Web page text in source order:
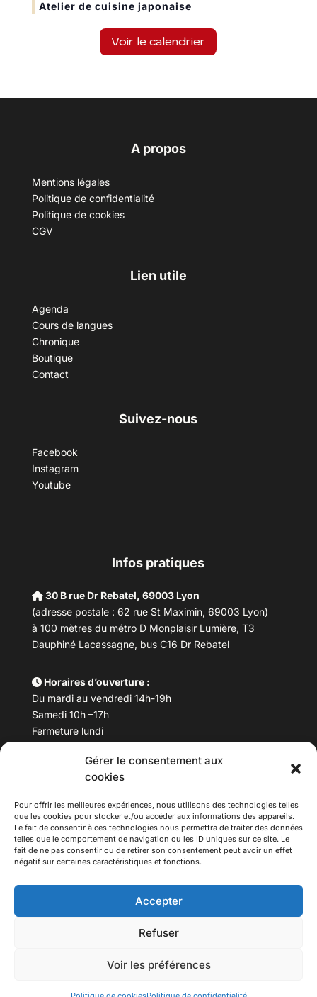
Gérer le consentement aux
cookies
Pour offrir les meilleures expériences, nous utilisons des technologies telles
que les cookies pour stocker et/ou accéder aux informations des appareils.
Le fait de consentir à ces technologies nous permettra de traiter des données
telles que le comportement de navigation ou les ID uniques sur ce site. Le
fait de ne pas consentir ou de retirer son consentement peut avoir un effet
négatif sur certaines caractéristiques et fonctions.
Accepter
Refuser
Voir les préférences
Atelier de cuisine japonaise
Voir le calendrier
A propos
Mentions légales
Politique de confidentialité
Politique de cookies
CGV
Lien utile
Agenda
Cours de langues
Chronique
Boutique
Contact
Suivez-nous
Facebook
Instagram
Youtube
Infos pratiques
30 B rue Dr Rebatel, 69003 Lyon
(adresse postale : 62 rue St Maximin, 69003 Lyon)
à 100 mètres du métro D Monplaisir Lumière, T3
Dauphiné Lacassagne, bus C16 Dr Rebatel
Horaires d’ouverture :
Du mardi au vendredi 14h-19h
Samedi 10h –17h
Fermeture lundi
Téléphone : 04 78 53 06 40
maisondesculturesasiatiques@asiexpo.com
Tous droits réservés.